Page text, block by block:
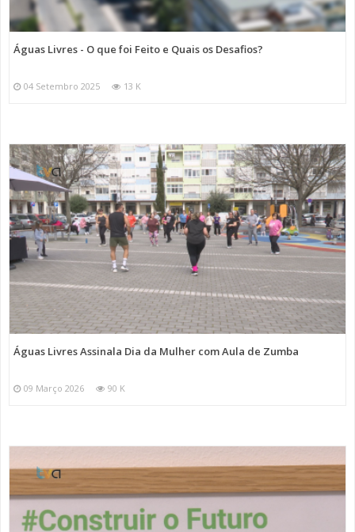
Águas Livres - O que foi Feito e Quais os Desafios?
04 Setembro 2025 13 K
Águas Livres Assinala Dia da Mulher com Aula de Zumba
09 Março 2026 90 K